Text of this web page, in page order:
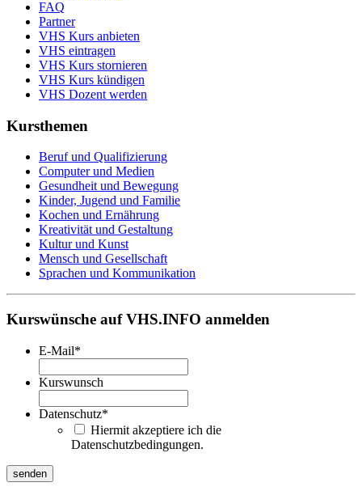
FAQ
Partner
VHS Kurs anbieten
VHS eintragen
VHS Kurs stornieren
VHS Kurs kündigen
VHS Dozent werden
Kursthemen
Beruf und Qualifizierung
Computer und Medien
Gesundheit und Bewegung
Kinder, Jugend und Familie
Kochen und Ernährung
Kreativität und Gestaltung
Kultur und Kunst
Mensch und Gesellschaft
Sprachen und Kommunikation
Kurswünsche auf VHS.INFO anmelden
E-Mail*
Kurswunsch
Datenschutz*
Hiermit akzeptiere ich die
Datenschutzbedingungen.